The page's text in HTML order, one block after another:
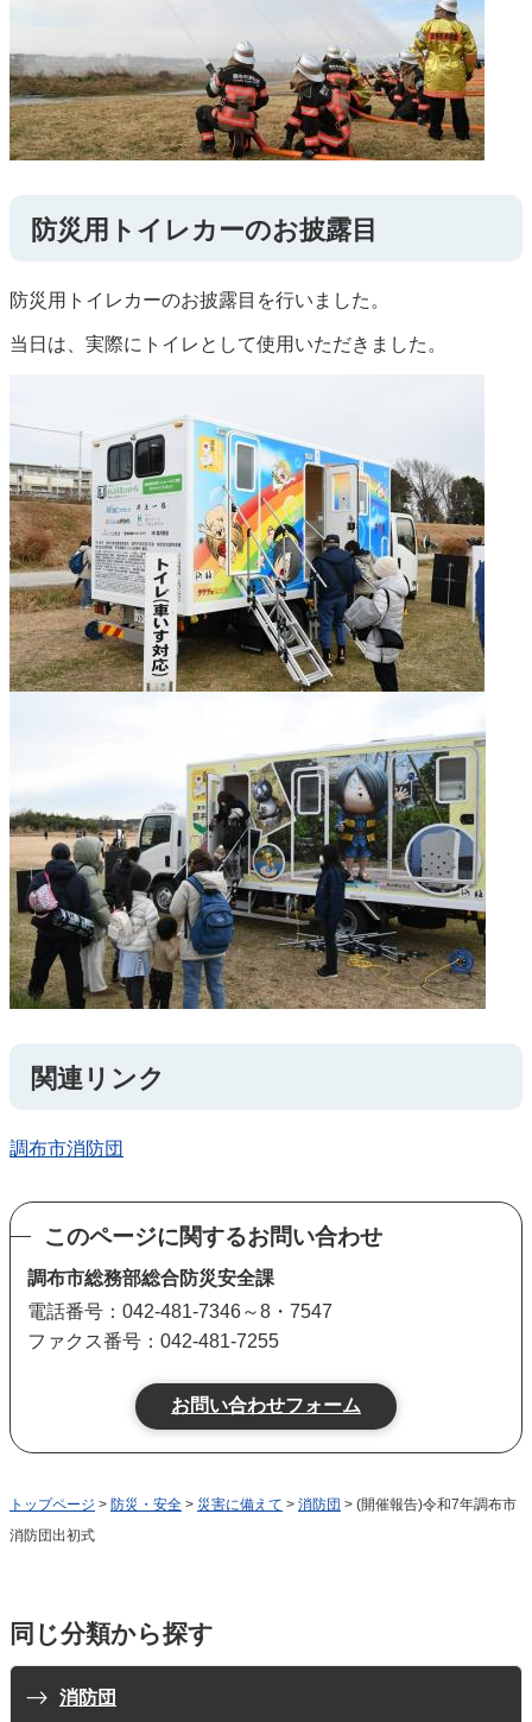
防災用トイレカーのお披露目
防災用トイレカーのお披露目を行いました。
当日は、実際にトイレとして使用いただきました。
関連リンク
調布市消防団
このページに関するお問い合わせ
調布市総務部総合防災安全課
電話番号：042-481-7346～8・7547
ファクス番号：042-481-7255
トップページ > 防災・安全 > 災害に備えて > 消防団 > (開催報告)令和7年調布市
消防団出初式
同じ分類から探す
消防団